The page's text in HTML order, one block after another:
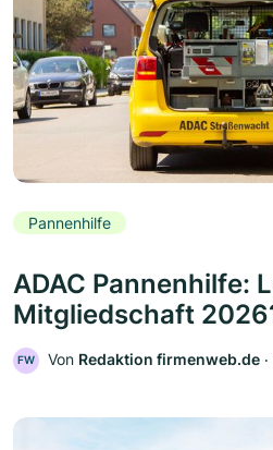
Pannenhilfe
ADAC Pannenhilfe:
Mitgliedschaft
FW Von Redaktion firmenweb.de ‧